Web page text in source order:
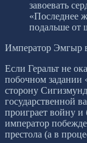
завоевать
«Последнее
подальше от
Император Эмгыр
Если Геральт не
побочном задании
сторону
государственной
проиграет войну и
император
престола (а в